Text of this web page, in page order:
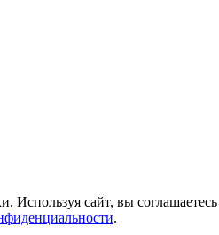
Используя сайт, вы
.